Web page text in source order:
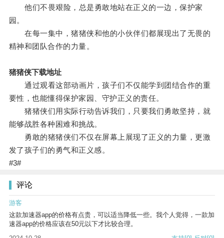
他们不畏艰险，总是勇敢地站在正义的一边，保护家
园。
在每一集中，猪猪侠和他的小伙伴们都展现出了无畏的
精神和团队合作的力量。
猪猪侠下载地址
通过观看这部动画片，孩子们不仅能学到团结合作的重
要性，也能懂得保护家园、守护正义的责任。
猪猪侠们用实际行动告诉我们，只要我们勇敢坚持，就
能够战胜各种困难和挑战。
勇敢的猪猪侠们不仅在屏幕上展现了正义的力量，更激
发了孩子们的勇气和正义感。
#3#
评论
游客
这款加速器app的价格有点贵，可以适当降低一些。我个人觉得，一款加
速器app的价格应该在50元以下才比较合理。